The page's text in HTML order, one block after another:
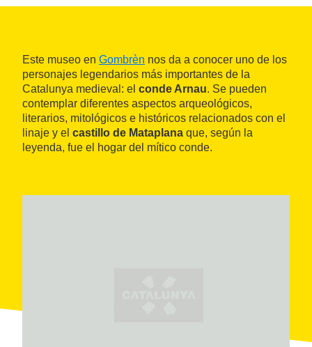
Este museo en Gombrèn nos da a conocer uno de los
personajes legendarios más importantes de la
Catalunya medieval: el conde Arnau. Se pueden
contemplar diferentes aspectos arqueológicos,
literarios, mitológicos e históricos relacionados con el
linaje y el castillo de Mataplana que, según la
leyenda, fue el hogar del mítico conde.